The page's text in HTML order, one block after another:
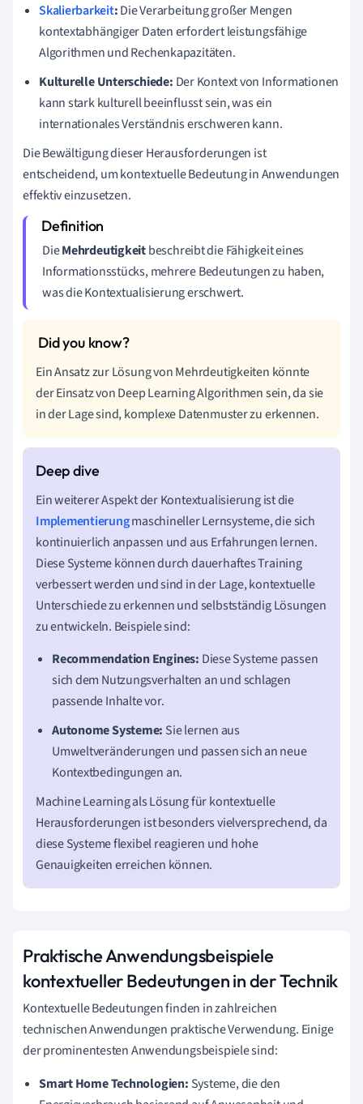
Skalierbarkeit:Die Verarbeitung großer Mengen
kontextabhängiger Daten erfordert leistungsfähige
Algorithmen und Rechenkapazitäten.
Kulturelle Unterschiede: Der Kontext von Informationen
kann stark kulturell beeinflusst sein, was ein
internationales Verständnis erschweren kann.
Die Bewältigung dieser Herausforderungen ist
entscheidend, um kontextuelle Bedeutung in Anwendungen
effektiv einzusetzen.
DieMehrdeutigkeitbeschreibt die Fähigkeit eines
Informationsstücks, mehrere Bedeutungen zu haben,
was die Kontextualisierung erschwert.
Ein Ansatz zur Lösung von Mehrdeutigkeiten könnte
der Einsatz von Deep Learning Algorithmen sein, da sie
in der Lage sind, komplexe Datenmuster zu erkennen.
Ein weiterer Aspekt der Kontextualisierung ist die
Implementierungmaschineller Lernsysteme, die sich
kontinuierlich anpassen und aus Erfahrungen lernen.
Diese Systeme können durch dauerhaftes Training
verbessert werden und sind in der Lage, kontextuelle
Unterschiede zu erkennen und selbstständig Lösungen
zu entwickeln. Beispiele sind:
Recommendation Engines: Diese Systeme passen
sich dem Nutzungsverhalten an und schlagen
passende Inhalte vor.
Autonome Systeme: Sie lernen aus
Umweltveränderungen und passen sich an neue
Kontextbedingungen an.
Machine Learning als Lösung für kontextuelle
Herausforderungen ist besonders vielversprechend, da
diese Systeme flexibel reagieren und hohe
Genauigkeiten erreichen können.
Praktische Anwendungsbeispiele
kontextueller Bedeutungen in der Technik
Kontextuelle Bedeutungen finden in zahlreichen
technischen Anwendungen praktische Verwendung. Einige
der prominentesten Anwendungsbeispiele sind:
Smart Home Technologien: Systeme, die den